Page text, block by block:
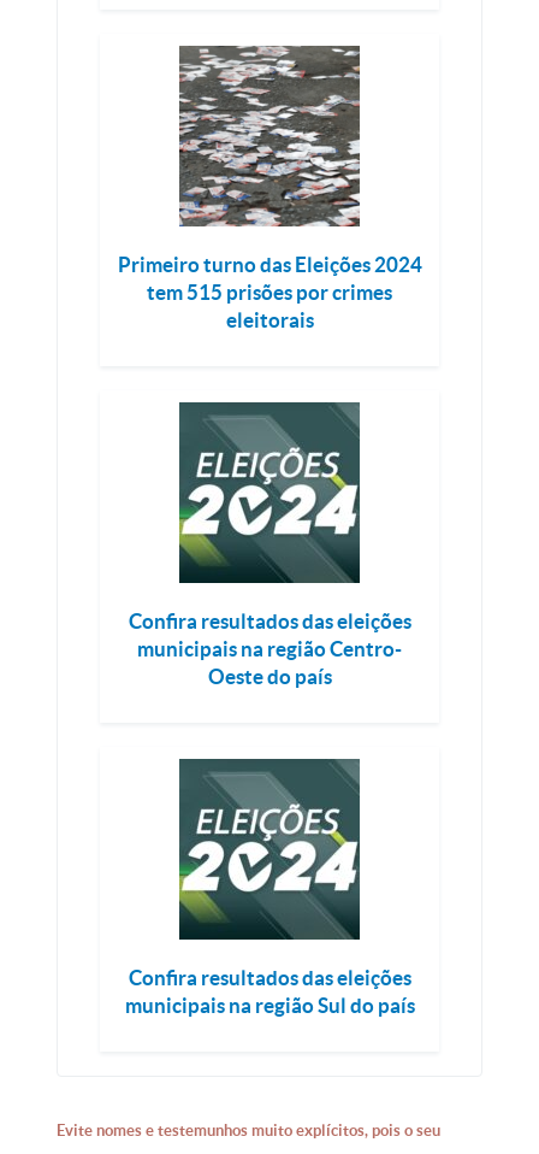
Primeiro turno das Eleições 2024
tem 515 prisões por crimes
eleitorais
Confira resultados das eleições
municipais na região Centro-
Oeste do país
Confira resultados das eleições
municipais na região Sul do país
Evite nomes e testemunhos muito explícitos, pois o seu